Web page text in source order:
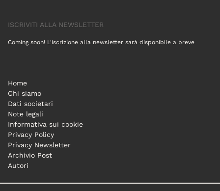
ISCRIVITI ALLA NEWSLETTER
Coming soon! L'iscrizione alla newsletter sarà disponibile a breve
Home
Chi siamo
Dati societari
Note legali
Informativa sui cookie
Privacy Policy
Privacy Newsletter
Archivio Post
Autori